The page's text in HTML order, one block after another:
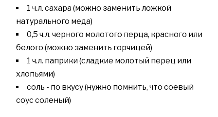
1 ч.л. сахара (можно заменить ложкой
натурального меда)
0,5 ч.л. черного молотого перца, красного или
белого (можно заменить горчицей)
1 ч.л. паприки (сладкие молотый перец или
хлопьями)
соль - по вкусу (нужно помнить, что соевый
соус соленый)